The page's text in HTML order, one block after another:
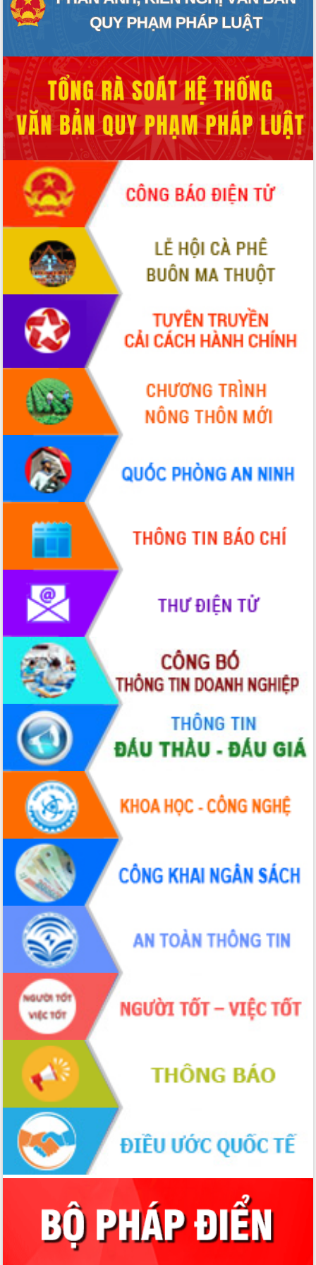
Hội thảo góp ý hồ sơ điều chỉnh quy
hoạch tỉnh Đắk Lắk thời kỳ 2021-2030,
tầm nhìn đến năm 2050
doanh nghiệp nhà nước
Hội nghị triển khai kết nối mạng
truyền số liệu chuyên dùng phục vụ cơ
quan Đảng, Nhà nước
Lễ phát động chuỗi hoạt động chung
tay làm sạch môi trường
Xã Ea Kar bước chuyển mình trong
công tác cải cách hành chính mô hình
mới
UBND tỉnh họp báo định kỳ tháng 4
năm 2026
Hội thảo khoa học “Giải pháp thúc đẩy
phát triển nền kinh tế xanh tại tỉnh
Đắk Lắk”
Tăng cường giám sát, đôn đốc thực
hiện nhiệm vụ quản lý tài sản công
hàng tuần
Tháo gỡ những vướng mắc, đẩy mạnh
công tác cải cách thủ tục hành chính
tại Trung tâm Phục vụ hành chính
công tỉnh
Đắk Lắk: Tôn vinh 46 giải pháp tại Hội
thi Sáng tạo Kỹ thuật 2024 - 2025
Đắk Lắk rà soát, điều chỉnh Đề án 190
về phát triển nuôi trồng thủy sản
Phó Chủ tịch UBND tỉnh Đắk Lắk
Trương Công Thái kiểm tra thực địa
Dự án cao tốc Khánh Hòa - Buôn Ma
Định vị cà phê Việt Nam như một “di
sản sống” trong dòng chảy toàn cầu
Xây dựng nông thôn mới: Nâng cao đời
sống người dân từ những mô hình thiết
thực
Quyết liệt tháo gỡ vướng mắc, đẩy
nhanh tiến độ các dự án trọng điểm
trong Khu kinh tế Nam Phú Yên
Hòn Yến phát triển du lịch gắn với bảo
tồn biển
Lấy ý kiến điều chỉnh Quy hoạch tỉnh
Đắk Lắk thời kỳ 2021-2030, tầm nhìn
đến năm 2050
Phát động chiến dịch 30 ngày đêm
giải phóng mặt bằng Tuyến đường bộ
ven biển
Đắk Lắk nỗ lực thúc đẩy tăng trưởng
kinh tế từ 10% trở lên trong Quý
II/2026
Đắk Lắk ký kết thỏa thuận hợp tác về
chuyển đổi số giai đoạn 2026 – 2030
với Tập đoàn Bưu chính Viễn thông
Việt Nam
Thứ trưởng Bộ Y tế làm việc với tỉnh
Đắk Lắk về phát triển nhân lực y tế
cho trạm y tế cấp xã
Du lịch Đắk Lắk nâng tầm trải nghiệm
du khách thông qua Hệ thống cơ sở dữ
liệu và Bản đồ số
Tập huấn ứng dụng trí tuệ nhân tạo (AI)
trong thương mại điện tử năm 2026
Đoàn đại biểu Quốc hội tỉnh Đắk Lắk
trao đổi thông tin trước Kỳ họp thứ
nhất, Quốc hội khóa XVI
Quyết liệt cải cách hành chính, khơi
thông nguồn lực phát triển
Nâng cao hiệu lực, hiệu quả HĐND
tỉnh thông qua hiện đại hóa hành chính
Xã Ea Phê gắn cải cách hành chính với
chuyển đổi số
Phó Chủ tịch Thường trực UBND tỉnh
Hồ Thị Nguyên Thảo làm việc tại Trung
tâm Phục vụ hành chính công xã Ea
Phê
hành cùng nông dân dân, doanh nghiệp
Giai đoạn 2026-2030, Đắk Lắk phấn
đấu có 77% xã đạt chuẩn nông thôn